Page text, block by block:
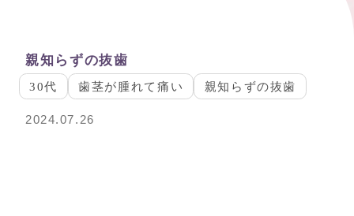
親知らずの抜歯
30代 歯茎が腫れて痛い 親知らずの抜歯
2024.07.26